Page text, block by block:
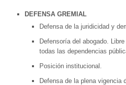
DEFENSA GREMIAL
Defensa de la juridicidad y
Defensoría del abogado.
todas las dependencias
Posición institucional.
Defensa de la plena vigencia